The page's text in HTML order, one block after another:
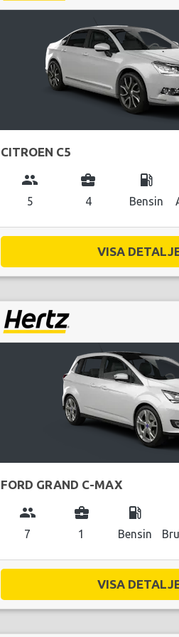
CITROEN C5
group
5
business_center
4
local_gas_station
Bensin
VISA
FORD GRAND C-MAX
group
7
business_center
1
local_gas_station
Bensin
VISA